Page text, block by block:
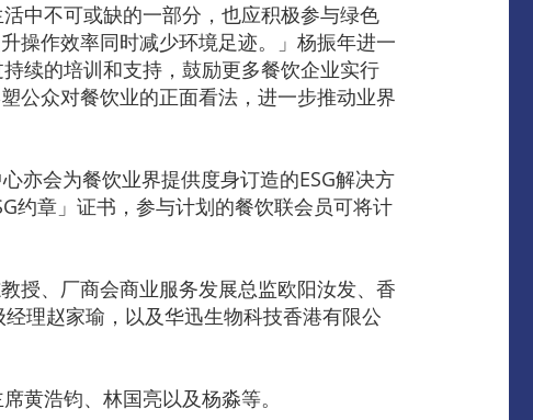
中不可或缺的一部分，也应积极参与绿色
操作效率同时减少环境足迹。」杨振年进一
续的培训和支持，鼓励更多餐饮企业实行
公众对餐饮业的正面看法，进一步推动业界
亦会为餐饮业界提供度身订造的ESG解决方
约章」证书，参与计划的餐饮联会员可将计
授、厂商会商业服务发展总监欧阳汝发、香
理赵家瑜，以及华迅生物科技香港有限公
黄浩钧、林国亮以及杨淼等。